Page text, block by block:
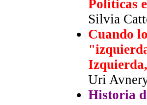
Políticas
Silvia
Cuando
Uri
Historia